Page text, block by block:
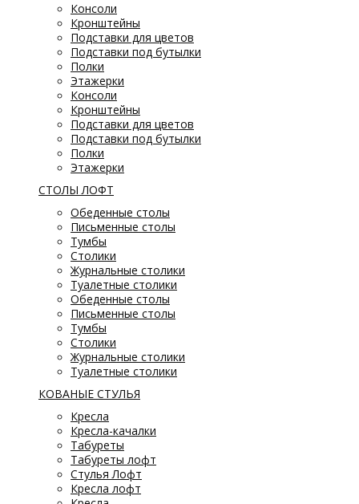
Консоли
Кронштейны
Подставки для цветов
Подставки под бутылки
Полки
Этажерки
Консоли
Кронштейны
Подставки для цветов
Подставки под бутылки
Полки
Этажерки
СТОЛЫ ЛОФТ
Обеденные столы
Письменные столы
Тумбы
Столики
Журнальные столики
Туалетные столики
Обеденные столы
Письменные столы
Тумбы
Столики
Журнальные столики
Туалетные столики
КОВАНЫЕ СТУЛЬЯ
Кресла
Кресла-качалки
Табуреты
Табуреты лофт
Стулья Лофт
Кресла лофт